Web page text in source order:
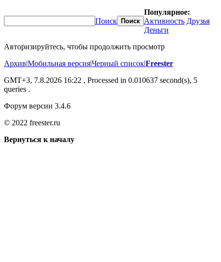
Поиск Поиск
Популярное:
Активность Друзья
Деньги
Авторизируйтесь, чтобы продолжить просмотр
Архив|Мобильная версия|Черный список|Freester
GMT+3, 7.8.2026 16:22 , Processed in 0.010637 second(s), 5
queries .
Форум версии 3.4.6
© 2022 freester.ru
Вернуться к началу